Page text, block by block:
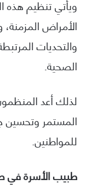
ويأتي تنظيم هذه
الأمراض
والتحديات
الصحية.
لذلك أعد
المستمر وتحسين
للمواطنين.
طبيب الأسرة في